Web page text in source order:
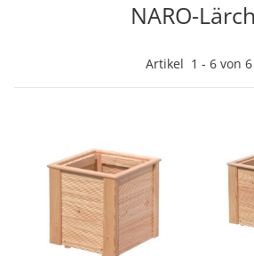
NARO-
Artikel 1 - 6 von 6